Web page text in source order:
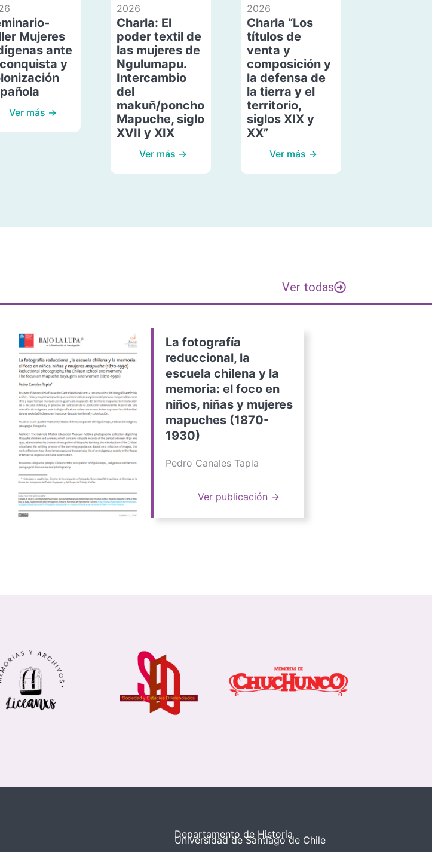
Mujeres
ante
y
Ver más →
2026
Charla: El
poder textil de
las mujeres de
Ngulumapu.
Intercambio
del
makuñ/poncho
Mapuche, siglo
XVII y XIX
Ver más →
2026
Charla “Los
títulos de
venta y
composición y
la defensa de
la tierra y el
territorio,
siglos XIX y
XX”
Ver más →
Ver todas
La fotografía
reduccional, la
escuela chilena y la
memoria: el foco en
niños, niñas y mujeres
mapuches (1870-
1930)
Pedro Canales Tapia
Ver publicación →
Departamento de Historia
Universidad de Santiago de Chile